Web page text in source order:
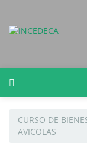
CURSO DE
AVICOLAS